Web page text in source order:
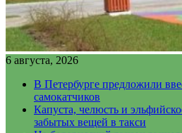
6 августа, 2026
В Петербурге предложили
самокатчиков
Капуста, челюсть и
забытых вещей в такси